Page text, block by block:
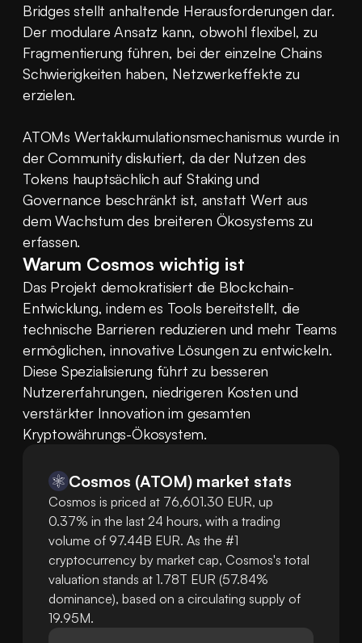
Bridges stellt anhaltende Herausforderungen dar.
Der modulare Ansatz kann, obwohl flexibel, zu
Fragmentierung führen, bei der einzelne Chains
Schwierigkeiten haben, Netzwerkeffekte zu
erzielen.
ATOMs Wertakkumulationsmechanismus wurde in
der Community diskutiert, da der Nutzen des
Tokens hauptsächlich auf Staking und
Governance beschränkt ist, anstatt Wert aus
dem Wachstum des breiteren Ökosystems zu
erfassen.
Warum Cosmos wichtig ist
Das Projekt demokratisiert die Blockchain-
Entwicklung, indem es Tools bereitstellt, die
technische Barrieren reduzieren und mehr Teams
ermöglichen, innovative Lösungen zu entwickeln.
Diese Spezialisierung führt zu besseren
Nutzererfahrungen, niedrigeren Kosten und
verstärkter Innovation im gesamten
Kryptowährungs-Ökosystem.
Cosmos (ATOM) market stats
Cosmos is priced at 76,601.30 EUR, up
0.37% in the last 24 hours, with a trading
volume of 97.44B EUR. As the #1
cryptocurrency by market cap, Cosmos's total
valuation stands at 1.78T EUR (57.84%
dominance), based on a circulating supply of
19.95M.